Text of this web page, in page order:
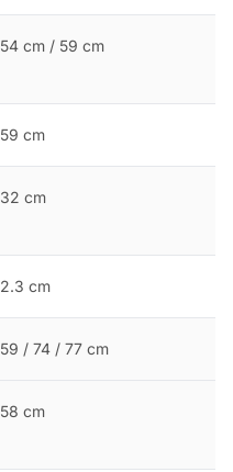
54 cm / 59 cm
59 cm
32 cm
2.3 cm
59 / 74 / 77 cm
58 cm